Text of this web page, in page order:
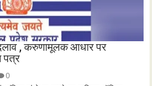
, करुणामूलक आधार पर
पत्र
0